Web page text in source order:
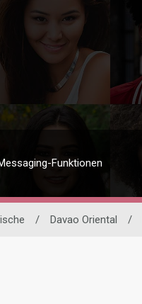
Funktionen
/ Davao Oriental /